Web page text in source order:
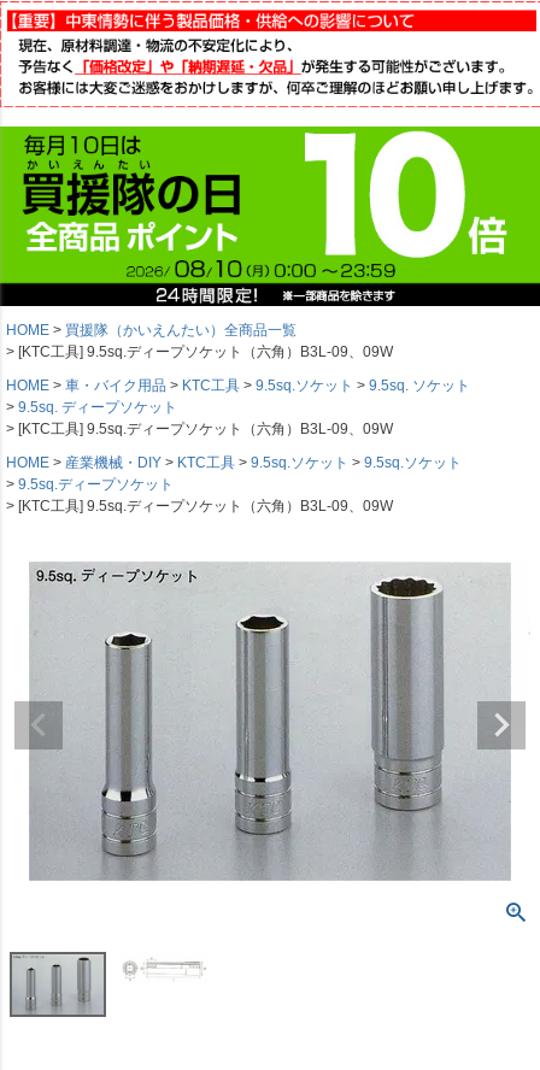
HOME
買援隊（かいえんたい）全商品一覧
[KTC工具] 9.5sq.ディープソケット（六角）B3L-09、09W
HOME
車・バイク用品 KTC工具 9.5sq.ソケット
9.5sq. ソケット
9.5sq. ディープソケット
[KTC工具] 9.5sq.ディープソケット（六角）B3L-09、09W
HOME
産業機械・DIY KTC工具 9.5sq.ソケット
9.5sq.ソケット
9.5sq.ディープソケット
[KTC工具] 9.5sq.ディープソケット（六角）B3L-09、09W